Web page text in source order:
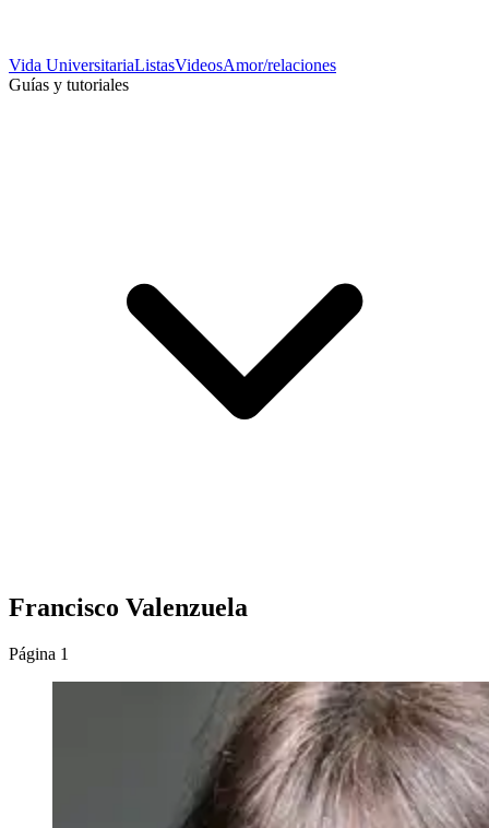
Vida UniversitariaListasVideosAmor/relaciones
Guías y tutoriales
Francisco Valenzuela
Página 1